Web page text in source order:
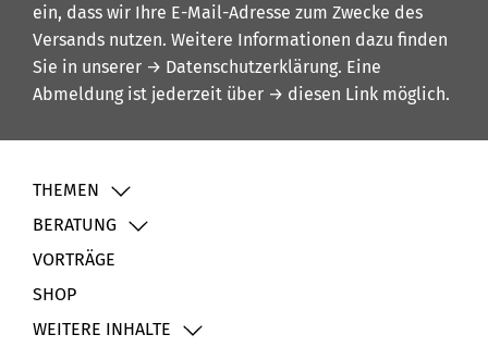
ein, dass wir Ihre E-Mail-Adresse zum Zwecke des
Versands nutzen. Weitere Informationen dazu finden
Sie in unserer → Datenschutzerklärung. Eine
Abmeldung ist jederzeit über → diesen Link möglich.
THEMEN
BERATUNG
VORTRÄGE
SHOP
WEITERE INHALTE